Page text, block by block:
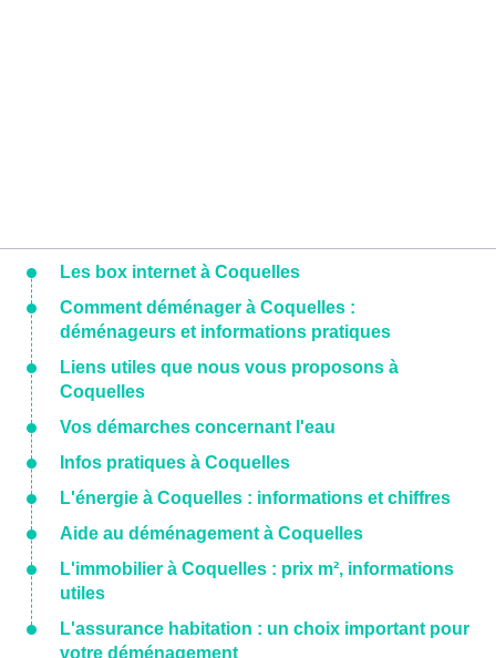
Les box internet à Coquelles
Comment déménager à Coquelles :
déménageurs et informations pratiques
Liens utiles que nous vous proposons à
Coquelles
Vos démarches concernant l'eau
Infos pratiques à Coquelles
L'énergie à Coquelles : informations et chiffres
Aide au déménagement à Coquelles
L'immobilier à Coquelles : prix m², informations
utiles
L'assurance habitation : un choix important pour
votre déménagement